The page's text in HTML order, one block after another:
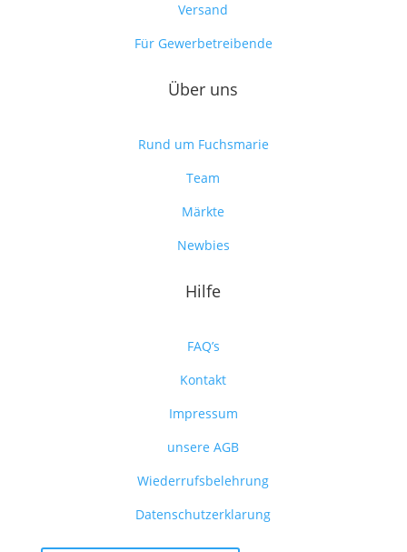
Versand
Für Gewerbetreibende
Über uns
Rund um Fuchsmarie
Team
Märkte
Newbies
Hilfe
FAQ’s
Kontakt
Impressum
unsere AGB
Wiederrufsbelehrung
Datenschutzerklarung